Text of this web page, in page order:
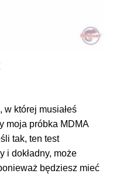
w której musiałeś
moja próbka MDMA
tak, ten test
i dokładny, może
będziesz mieć